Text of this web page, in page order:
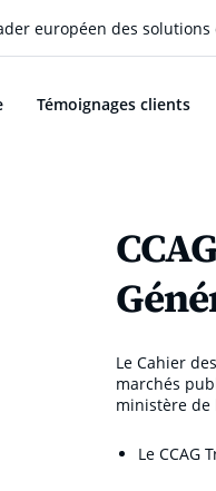
européen des
Témoignages clients
Le Cahier
marchés
ministère de
Le CCAG